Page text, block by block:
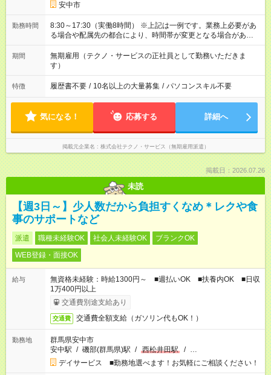
安中市
勤務時間
8:30～17:30（実働8時間） ※上記は一例です。業務上必要があ
る場合や配属先の都合により、時間帯が変更となる場合があり
ます。
期間
無期雇用（テクノ・サービスの正社員として勤務いただきま
す）
特徴 履歴書不要 / 10名以上の大量募集 / パソコンスキル不要
気になる！ 応募する 詳細へ
掲載元企業名 株式会社テクノ・サービス（無期雇用派遣）
掲載日：2026.07.26
未読
【週3日～】少人数だから負担すくなめ＊レクや食
事のサポートなど
派遣 職種未経験OK 社会人未経験OK
ブランクOK
WEB登録・面接OK
給与
無資格未経験：時給1300円～ ■週払いOK ■扶養内OK ■日収
1万400円以上
交通費別途支給あり
交通費 交通費全額支給（ガソリン代もOK！）
勤務地
群馬県安中市
安中駅 / 磯部(群馬県)駅 / 西松井田駅 / …
デイサービス ■勤務地選べます！お気軽にご相談ください！